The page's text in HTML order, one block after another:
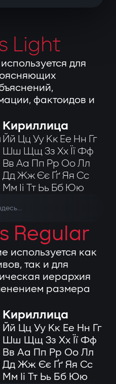
Light
для
фактоидов и
Кириллица
Йй Цц Уу Кк Ее Нн Гг
Шш Щщ Зз Хх Її Фф
Вв Аа Пп Рр Оо Лл
Дд Жж Єє Ґґ Яя Сс
Мм Іі Тт Ьь Бб Юю
Regular
используется как
так и для
иерархия
размера
Кириллица
Йй Цц Уу Кк Ее Нн Гг
Шш Щщ Зз Хх Її Фф
Вв Аа Пп Рр Оо Лл
Дд Жж Єє Ґґ Яя Сс
Мм Іі Тт Ьь Бб Юю